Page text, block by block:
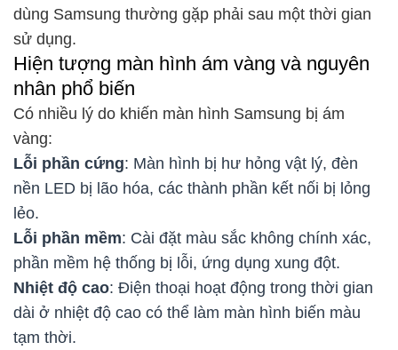
dùng Samsung thường gặp phải sau một thời gian
sử dụng.
Hiện tượng màn hình ám vàng và nguyên
nhân phổ biến
Có nhiều lý do khiến màn hình Samsung bị ám
vàng:
Lỗi phần cứng: Màn hình bị hư hỏng vật lý, đèn
nền LED bị lão hóa, các thành phần kết nối bị lỏng
lẻo.
Lỗi phần mềm: Cài đặt màu sắc không chính xác,
phần mềm hệ thống bị lỗi, ứng dụng xung đột.
Nhiệt độ cao: Điện thoại hoạt động trong thời gian
dài ở nhiệt độ cao có thể làm màn hình biến màu
tạm thời.